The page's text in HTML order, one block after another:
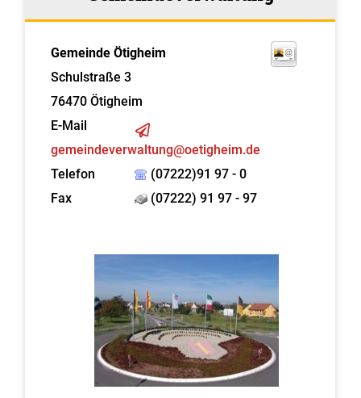
Gemeinde Ötigheim
Schulstraße 3
76470 Ötigheim
E-Mail
gemeindeverwaltung@oetigheim.de
Telefon
(07222)91 97 - 0
Fax
(07222) 91 97 - 97